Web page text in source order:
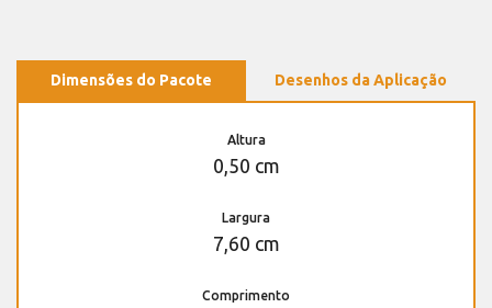
Dimensões do Pacote Desenhos da Aplicação
Altura
0,50 cm
Largura
7,60 cm
Comprimento